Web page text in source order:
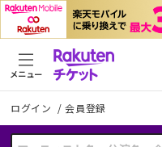
ログイン /会員登録
メニュー